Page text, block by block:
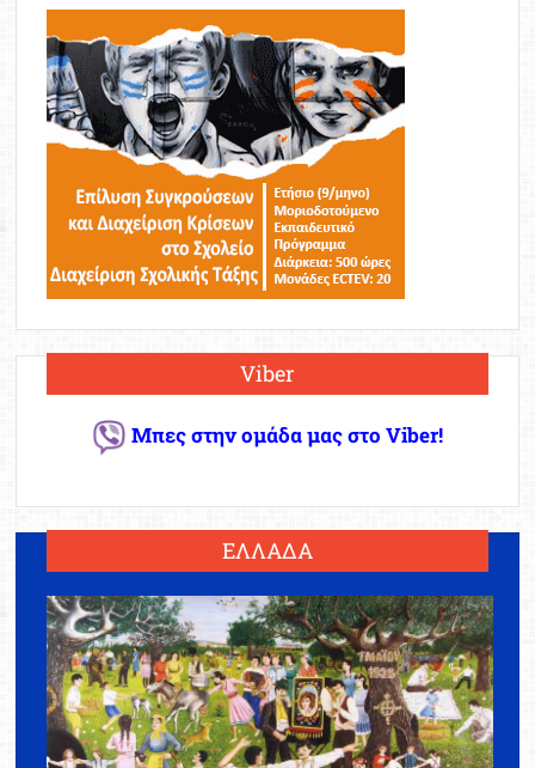
Viber
Μπες στην ομάδα μας στο Viber!
ΕΛΛΑΔΑ